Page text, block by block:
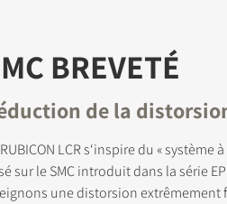
BREVETÉ
de la
LCR s‘inspire du «
sur le SMC introduit dans la série
une distorsion